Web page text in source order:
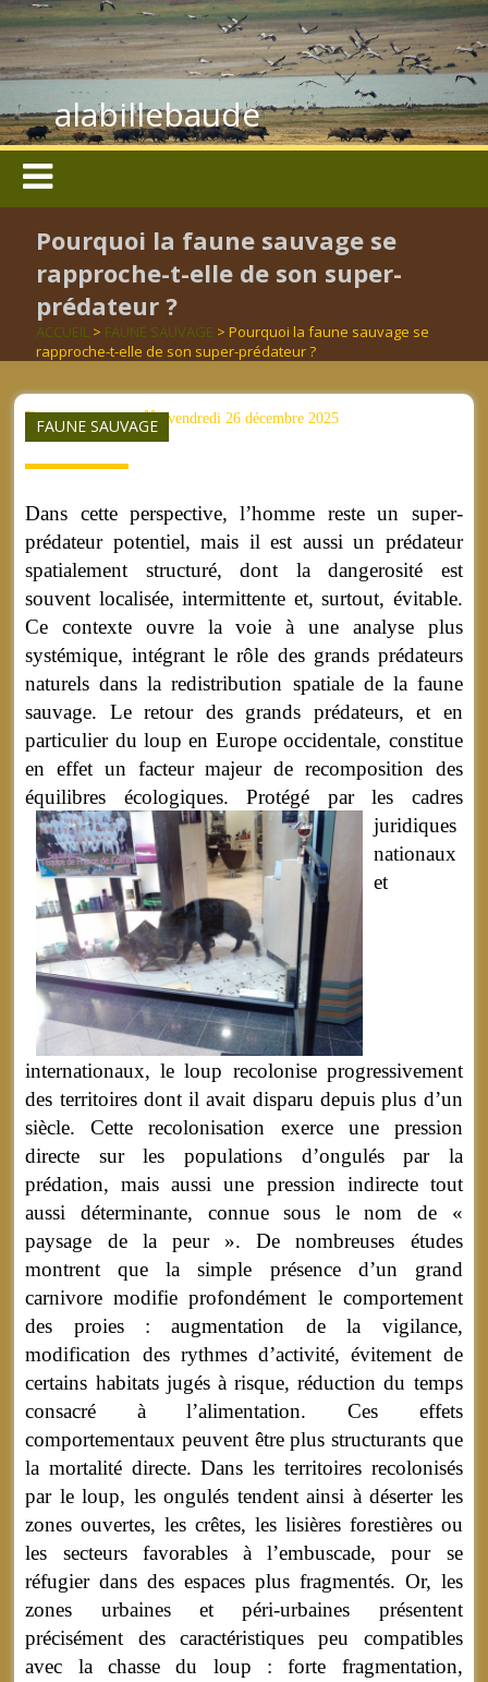
alabillebaude
Pourquoi la faune sauvage se
rapproche-t-elle de son super-
prédateur ?
ACCUEIL > FAUNE SAUVAGE > Pourquoi la faune sauvage se
rapproche-t-elle de son super-prédateur ?
FAUNE SAUVAGE
aucun mot clé vendredi 26 décembre 2025
Dans cette perspective, l’homme reste un super-
prédateur potentiel, mais il est aussi un prédateur
spatialement structuré, dont la dangerosité est
souvent localisée, intermittente et, surtout, évitable.
Ce contexte ouvre la voie à une analyse plus
systémique, intégrant le rôle des grands prédateurs
naturels dans la redistribution spatiale de la faune
sauvage. Le retour des grands prédateurs, et en
particulier du loup en Europe occidentale, constitue
en effet un facteur majeur de recomposition des
équilibres écologiques.Protégé par les cadres
juridiques
nationaux
et
internationaux, le loup recolonise progressivement
des territoires dont il avait disparu depuis plus d’un
siècle. Cette recolonisation exerce une pression
directe sur les populations d’ongulés par la
prédation, mais aussi une pression indirecte tout
aussi déterminante, connue sous le nom de «
paysage de la peur ». De nombreuses études
montrent que la simple présence d’un grand
carnivore modifie profondément le comportement
des proies : augmentation de la vigilance,
modification des rythmes d’activité, évitement de
certains habitats jugés à risque, réduction du temps
consacré à l’alimentation. Ces effets
comportementaux peuvent être plus structurants que
la mortalité directe. Dans les territoires recolonisés
par le loup, les ongulés tendent ainsi à déserter les
zones ouvertes, les crêtes, les lisières forestières ou
les secteurs favorables à l’embuscade, pour se
réfugier dans des espaces plus fragmentés. Or, les
zones urbaines et péri-urbaines présentent
précisément des caractéristiques peu compatibles
avec la chasse du loup : forte fragmentation,